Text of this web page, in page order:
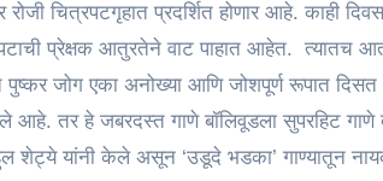
चित्रपटगृहात प्रदर्शित होणार आहे. काही
प्रेक्षक आतुरतेने वाट पाहात आहेत. त्यातच
जोग एका अनोख्या आणि जोशपूर्ण रूपात
आहे. तर हे जबरदस्त गाणे बॉलिवूडला सुपरहिट गाणे
शेट्ये यांनी केले असून ‘उडूदे भडका’ गाण्यातून